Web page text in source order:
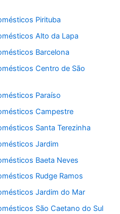
Pirituba
Alto da Lapa
Barcelona
Centro de São
Paraíso
Campestre
Santa Terezinha
Jardim
Baeta Neves
Rudge Ramos
Jardim do Mar
São Caetano do Sul